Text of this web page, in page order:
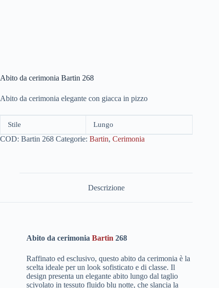
Abito da cerimonia Bartin 268
Abito da cerimonia elegante con giacca in pizzo
Stile Lungo
COD: Bartin 268 Categorie: Bartin, Cerimonia
Descrizione
Abito da cerimonia Bartin268
Raffinato ed esclusivo, questo abito da cerimonia è la
scelta ideale per un look sofisticato e di classe. Il
design presenta un elegante abito lungo dal taglio
scivolato in tessuto fluido blu notte, che slancia la